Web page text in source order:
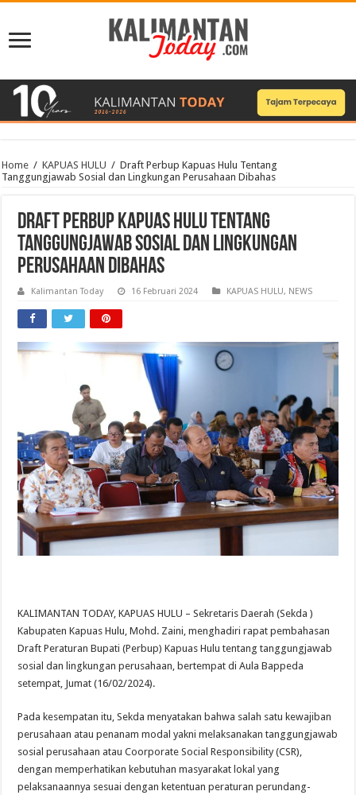
Home / KAPUAS HULU / Draft Perbup Kapuas Hulu Tentang
Tanggungjawab Sosial dan Lingkungan Perusahaan Dibahas
Draft Perbup Kapuas Hulu Tentang
Tanggungjawab Sosial dan Lingkungan
Perusahaan Dibahas
Kalimantan Today 16 Februari 2024 KAPUAS HULU, NEWS
KALIMANTAN TODAY, KAPUAS HULU – Sekretaris Daerah (Sekda )
Kabupaten Kapuas Hulu, Mohd. Zaini, menghadiri rapat pembahasan
Draft Peraturan Bupati (Perbup) Kapuas Hulu tentang tanggungjawab
sosial dan lingkungan perusahaan, bertempat di Aula Bappeda
setempat, Jumat (16/02/2024).
Pada kesempatan itu, Sekda menyatakan bahwa salah satu kewajiban
perusahaan atau penanam modal yakni melaksanakan tanggungjawab
sosial perusahaan atau Coorporate Social Responsibility (CSR),
dengan memperhatikan kebutuhan masyarakat lokal yang
pelaksanaannya sesuai dengan ketentuan peraturan perundang-